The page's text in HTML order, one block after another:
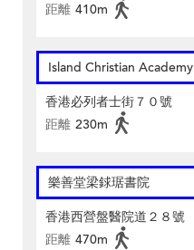
距離 410m
Island Christian Academy
香港必列者士街７０號
距離 230m
樂善堂梁銶琚書院
香港西營盤醫院道２８號
距離 470m